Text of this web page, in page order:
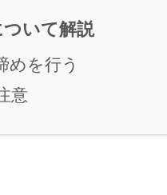
いて解説
めを行う
意